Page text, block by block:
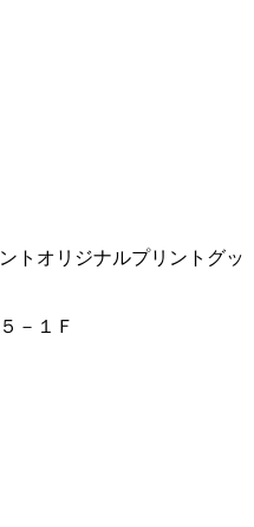
ト オリジナルプリントグッ
－１Ｆ